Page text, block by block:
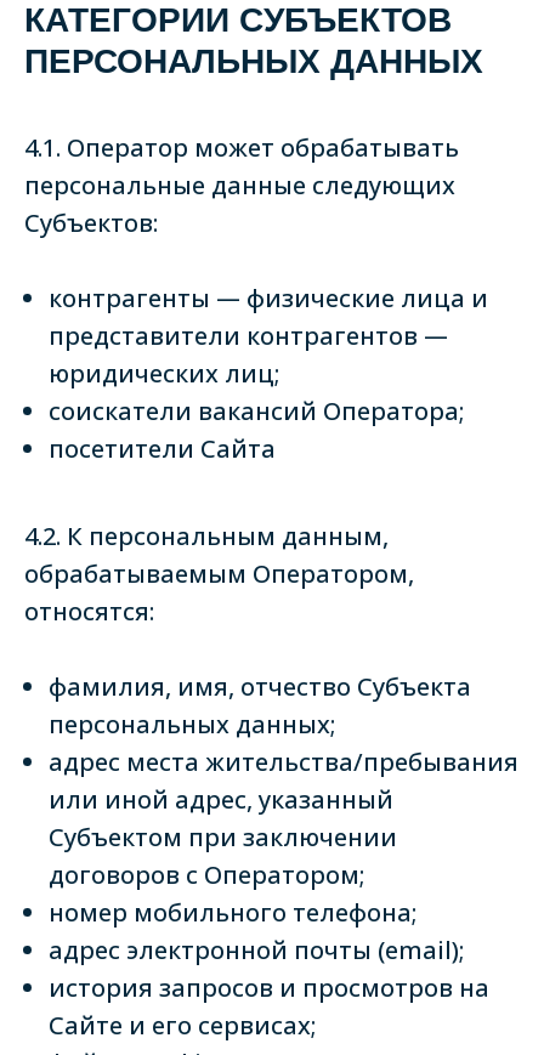
КАТЕГОРИИ СУБЪЕКТОВ
ПЕРСОНАЛЬНЫХ ДАННЫХ
4.1. Оператор может обрабатывать
персональные данные следующих
Субъектов:
контрагенты — физические лица и
представители контрагентов —
юридических лиц;
соискатели вакансий Оператора;
посетители Сайта
4.2. К персональным данным,
обрабатываемым Оператором,
относятся:
фамилия, имя, отчество Субъекта
персональных данных;
адрес места жительства/пребывания
или иной адрес, указанный
Субъектом при заключении
договоров с Оператором;
номер мобильного телефона;
адрес электронной почты (email);
история запросов и просмотров на
Сайте и его сервисах;